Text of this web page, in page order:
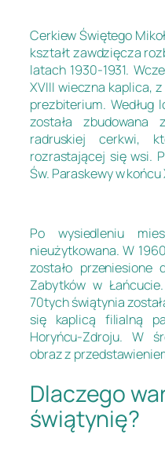
Cerkiew Świętego
kształt zawdzięcza
latach 1930-1931.
XVIII wieczna kaplica,
prezbiterium. Według
została zbudowana
radruskiej cerkwi,
rozrastającej się wsi.
Św. Paraskewy w
Po wysiedleniu
nieużytkowana. W
zostało przeniesione
Zabytków w
70tych świątynia
się kaplicą filialną
Horyńcu-Zdroju. W
obraz z
Dlaczego
świątynię?